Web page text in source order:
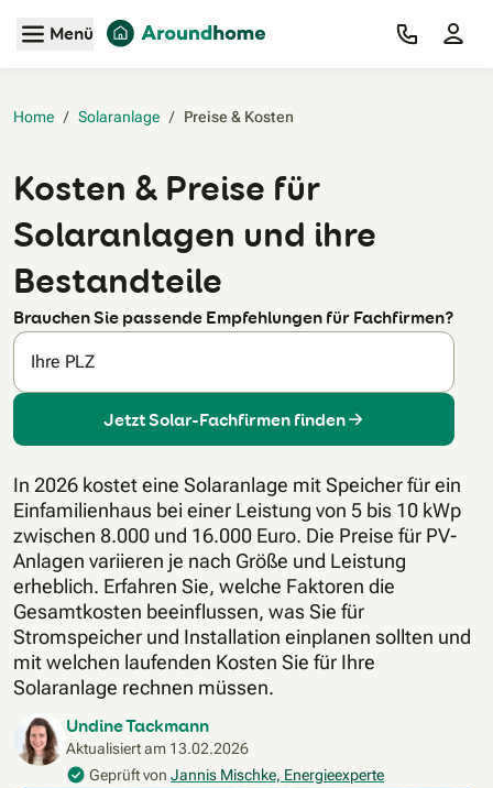
Zum Hauptinhalt
Menü
Home / Solaranlage / Preise & Kosten‎
Kosten & Preise für
Solaranlagen und ihre
Bestandteile
Brauchen Sie passende Empfehlungen für Fachfirmen?
Ihre PLZ
Jetzt Solar-Fachfirmen finden
In 2026 kostet eine Solaranlage mit Speicher für ein
Einfamilienhaus bei einer Leistung von 5 bis 10 kWp
zwischen 8.000 und 16.000 Euro. Die Preise für PV-
Anlagen variieren je nach Größe und Leistung
erheblich. Erfahren Sie, welche Faktoren die
Gesamtkosten beeinflussen, was Sie für
Stromspeicher und Installation einplanen sollten und
mit welchen laufenden Kosten Sie für Ihre
Solaranlage rechnen müssen.
Undine Tackmann
Aktualisiert am 13.02.2026
Geprüft von Jannis Mischke, Energieexperte